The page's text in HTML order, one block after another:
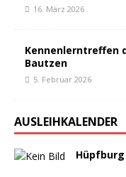
16. März 2026
Kennenlerntreffen
Bautzen
5. Februar 2026
AUSLEIHKALENDER
Hüpfburg